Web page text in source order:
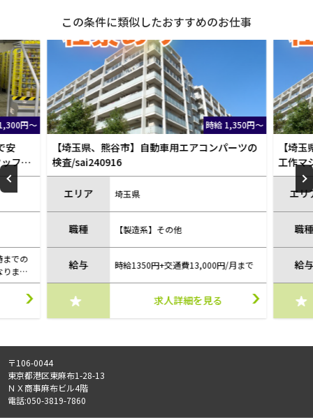
この条件に類似したおすすめのお仕事
時給 1,350円～
エアコンパーツの
費13,000円/月まで
細を見る
時給 1,200円
【埼玉県、羽生市】アルミ製半導体製造装置の
工作マシンオペレーター 360円で仕出し弁当
の注文ができる！年3回長期休暇あ
り！/sai230718
エリア
職種 【製造系】その他
給与 時給1200円+13,000円/月
求人詳細を見る
〒106-0044
東京都港区東麻布1-28-13
ＮＸ商事麻布ビル4階
電話:050-3819-7860